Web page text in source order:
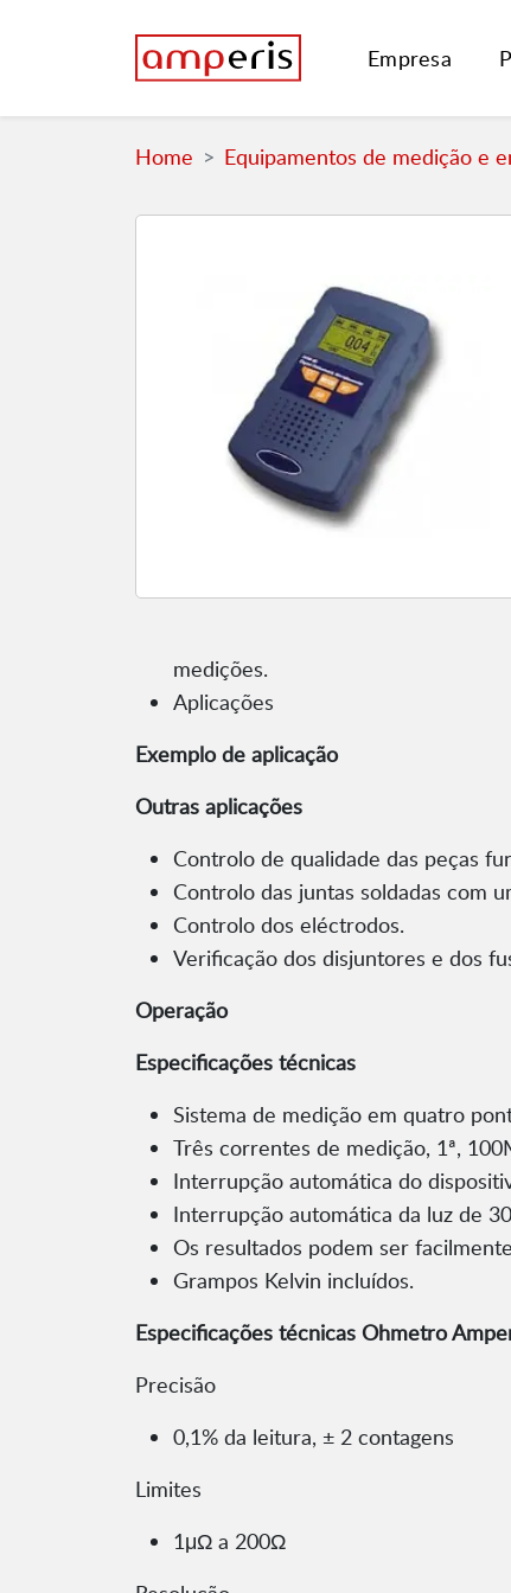
Empresa
Home Equipamentos de medição e
medições.
Aplicações
Exemplo de aplicação
Outras aplicações
Controlo de qualidade das peças
Controlo das juntas soldadas com
Controlo dos eléctrodos.
Verificação dos disjuntores e dos
Operação
Especificações técnicas
Sistema de medição em quatro
Três correntes de medição, 1ª,
Interrupção automática do
Interrupção automática da luz de
Os resultados podem ser
Grampos Kelvin incluídos.
Especificações técnicas Ohmetro
Precisão
0,1% da leitura, ± 2 contagens
Limites
1μΩ a 200Ω